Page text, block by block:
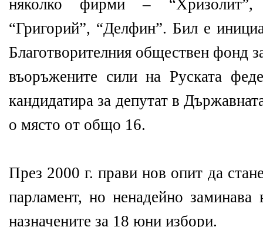
няколко фирми – “Хризолит”,
“Григорий”, “Делфин”. Бил е
Благотворителния обществен фонд
въоръжените сили на Руската
кандидатира за депутат в
о място от общо 16.
През 2000 г. прави нов опит да
парламент, но ненадейно
назначените за 18 юни избори.